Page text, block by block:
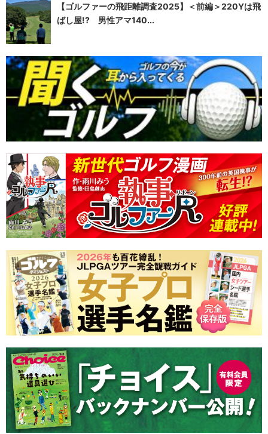
【ゴルファーの飛距離調査2025】＜前編＞220Yは飛
ばし屋!? 男性アマ140...